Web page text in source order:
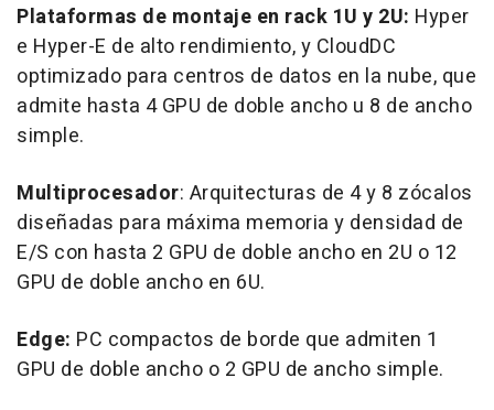
Plataformas de montaje en rack 1U y 2U: Hyper
e Hyper-E de alto rendimiento, y CloudDC
optimizado para centros de datos en la nube, que
admite hasta 4 GPU de doble ancho u 8 de ancho
simple.
Multiprocesador: Arquitecturas de 4 y 8 zócalos
diseñadas para máxima memoria y densidad de
E/S con hasta 2 GPU de doble ancho en 2U o 12
GPU de doble ancho en 6U.
Edge: PC compactos de borde que admiten 1
GPU de doble ancho o 2 GPU de ancho simple.